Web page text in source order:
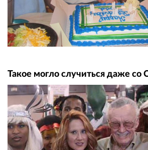
Такое могло случиться даже со